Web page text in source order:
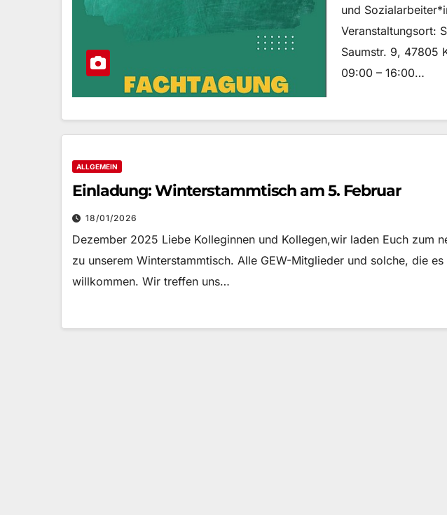
und
Veranstaltungsort:
Saumstr. 9, 47805
09:00 – 16:00…
ALLGEMEIN
Einladung: Winterstammtisch am 5. Februar
18/01/2026
Dezember 2025 Liebe Kolleginnen und Kollegen,wir laden Euch zum
zu unserem Winterstammtisch. Alle GEW-Mitglieder und solche, die
willkommen. Wir treffen uns…